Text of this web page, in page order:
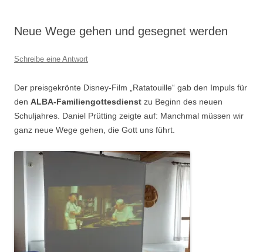
Neue Wege gehen und gesegnet werden
Schreibe eine Antwort
Der preisgekrönte Disney-Film „Ratatouille“ gab den Impuls für
den ALBA-Familiengottesdienst zu Beginn des neuen
Schuljahres. Daniel Prütting zeigte auf: Manchmal müssen wir
ganz neue Wege gehen, die Gott uns führt.